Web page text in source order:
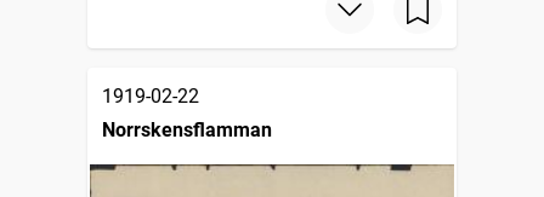
1919-02-22
Norrskensflamman